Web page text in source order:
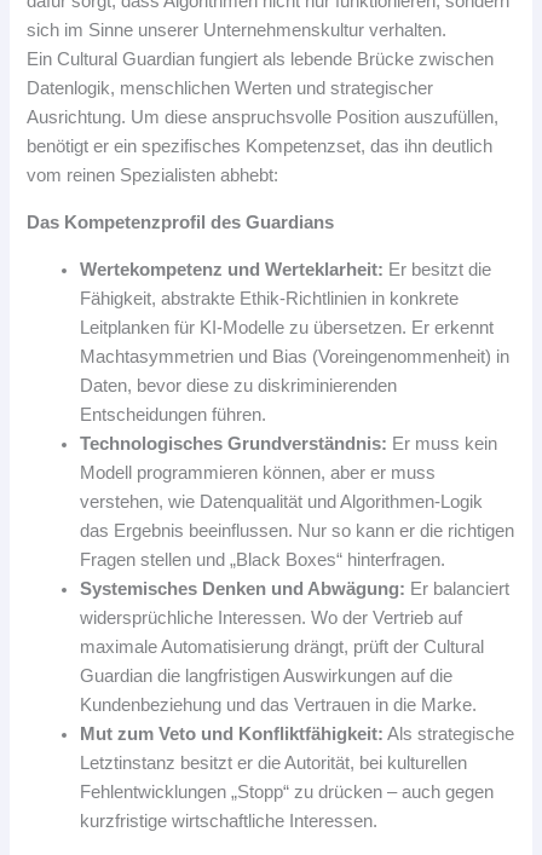
sich im Sinne unserer Unternehmenskultur verhalten.
Ein Cultural Guardian fungiert als lebende Brücke zwischen
Datenlogik, menschlichen Werten und strategischer
Ausrichtung. Um diese anspruchsvolle Position auszufüllen,
benötigt er ein spezifisches Kompetenzset, das ihn deutlich
vom reinen Spezialisten abhebt:
Das Kompetenzprofil des Guardians
Wertekompetenz und Werteklarheit: Er besitzt die
Fähigkeit, abstrakte Ethik-Richtlinien in konkrete
Leitplanken für KI-Modelle zu übersetzen. Er erkennt
Machtasymmetrien und Bias (Voreingenommenheit) in
Daten, bevor diese zu diskriminierenden
Entscheidungen führen.
Technologisches Grundverständnis: Er muss kein
Modell programmieren können, aber er muss
verstehen, wie Datenqualität und Algorithmen-Logik
das Ergebnis beeinflussen. Nur so kann er die richtigen
Fragen stellen und „Black Boxes“ hinterfragen.
Systemisches Denken und Abwägung: Er balanciert
widersprüchliche Interessen. Wo der Vertrieb auf
maximale Automatisierung drängt, prüft der Cultural
Guardian die langfristigen Auswirkungen auf die
Kundenbeziehung und das Vertrauen in die Marke.
Mut zum Veto und Konfliktfähigkeit: Als strategische
Letztinstanz besitzt er die Autorität, bei kulturellen
Fehlentwicklungen „Stopp“ zu drücken – auch gegen
kurzfristige wirtschaftliche Interessen.